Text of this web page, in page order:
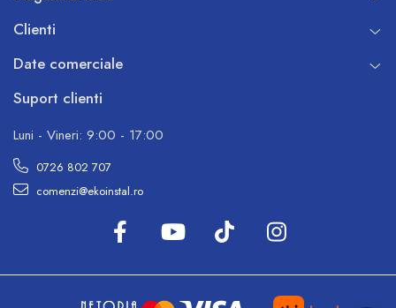
Clienti
Date comerciale
Suport clienti
Luni - Vineri: 9:00 - 17:00
0726 802 707
comenzi@ekoinstal.ro